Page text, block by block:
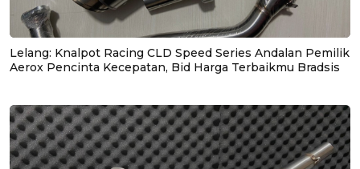
Lelang: Knalpot Racing CLD Speed Series Andalan Pemilik
Aerox Pencinta Kecepatan, Bid Harga Terbaikmu Bradsis